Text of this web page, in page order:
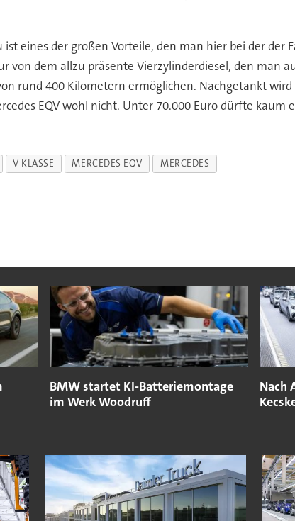
ist eines der großen Vorteile, den man hier bei der
von dem allzu präsente Vierzylinderdiesel, den man
rund 400 Kilometern ermöglichen. Nachgetankt
EQV wohl nicht. Unter 70.000 Euro dürfte kaum
V-KLASSE MERCEDES EQV MERCEDES
BMW startet KI-Batteriemontage
im Werk Woodruff
Nach